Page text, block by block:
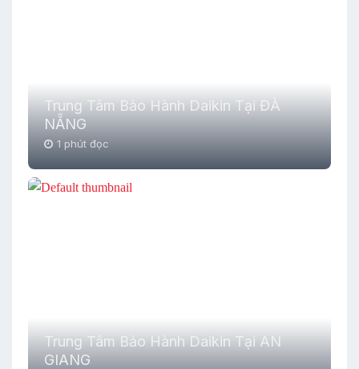
Trung Tâm Bảo Hành Daikin Tại ĐÀ
NẴNG
1 phút đọc
Trung Tâm Bảo Hành Daikin Tại AN
GIANG